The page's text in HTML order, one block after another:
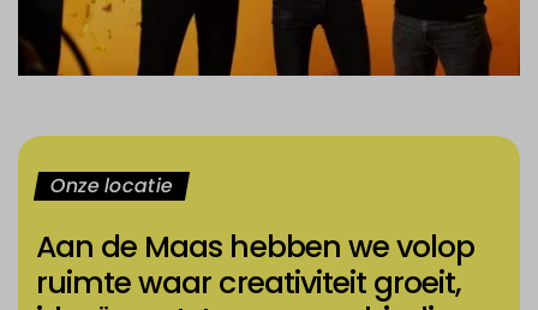
Onze locatie
Aan de Maas hebben we volop
ruimte waar creativiteit groeit,